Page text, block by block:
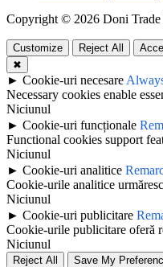
Copyright © 2026 Doni
Customize Reject All
✖
► Cookie-uri necesare
Necessary cookies enable
Niciunul
► Cookie-uri funcționale
Functional cookies support
Niciunul
► Cookie-uri analitice
Cookie-urile analitice
Niciunul
► Cookie-uri publicitare
Cookie-urile publicitare oferă
Niciunul
Reject All Save My